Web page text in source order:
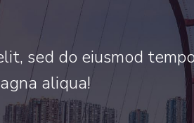
sed do eiusmod
aliqua!